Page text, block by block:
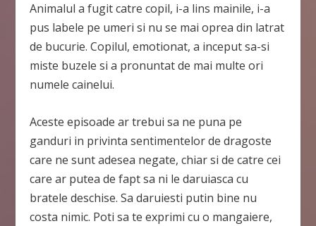
Animalul a fugit catre copil, i-a lins mainile, i-a
pus labele pe umeri si nu se mai oprea din latrat
de bucurie. Copilul, emotionat, a inceput sa-si
miste buzele si a pronuntat de mai multe ori
numele cainelui.
Aceste episoade ar trebui sa ne puna pe
ganduri in privinta sentimentelor de dragoste
care ne sunt adesea negate, chiar si de catre cei
care ar putea de fapt sa ni le daruiasca cu
bratele deschise. Sa daruiesti putin bine nu
costa nimic. Poti sa te exprimi cu o mangaiere,